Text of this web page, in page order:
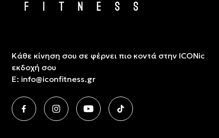
Κάθε κίνηση σου σε φέρνει πιο κοντά στην ICONic
εκδοχή σου
E: info@iconfitness.gr